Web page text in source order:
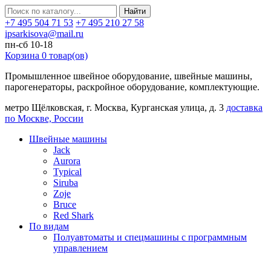
Найти
+7 495 504 71 53 +7 495 210 27 58
ipsarkisova@mail.ru
пн-сб 10-18
Корзина 0 товар(ов)
Промышленное швейное оборудование, швейные машины,
парогенераторы, раскройное оборудование, комплектующие.
метро Щёлковская, г. Москва, Курганская улица, д. 3 доставка
по Москве, России
Швейные машины
Jack
Aurora
Typical
Siruba
Zoje
Bruce
Red Shark
По видам
Полуавтоматы и спецмашины с программным
управлением